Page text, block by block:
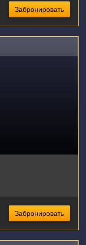
Забронировать
Забронировать